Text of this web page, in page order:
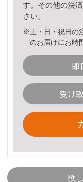
す。その他の決
さい。
※土・日・祝日の
のお届けにお時
即
受け
欲